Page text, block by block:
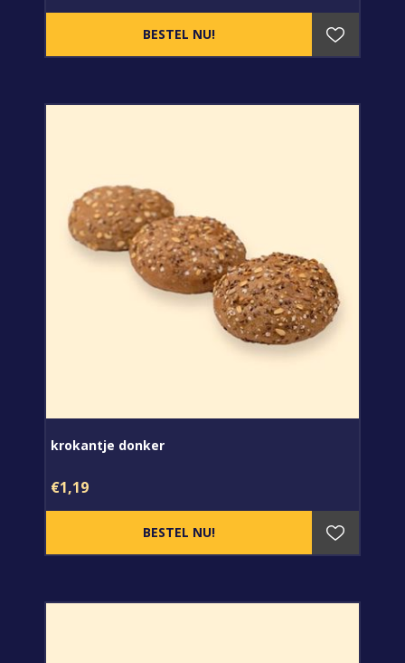
krokantje donker
€1,19